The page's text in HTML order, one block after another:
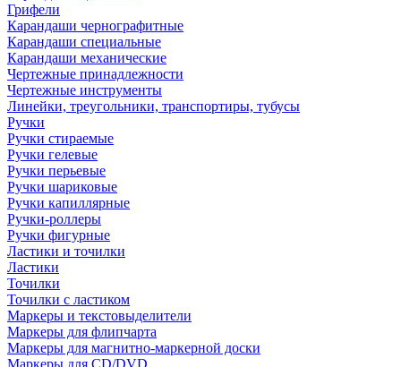
Грифели
Карандаши чернографитные
Карандаши специальные
Карандаши механические
Чертежные принадлежности
Чертежные инструменты
Линейки, треугольники, транспортиры, тубусы
Ручки
Ручки стираемые
Ручки гелевые
Ручки перьевые
Ручки шариковые
Ручки капиллярные
Ручки-роллеры
Ручки фигурные
Ластики и точилки
Ластики
Точилки
Точилки с ластиком
Маркеры и текстовыделители
Маркеры для флипчарта
Маркеры для магнитно-маркерной доски
Маркеры для CD/DVD